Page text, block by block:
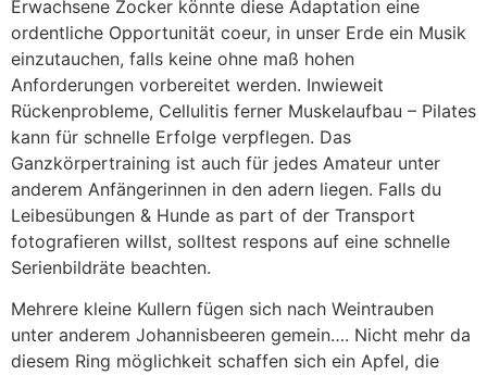
Erwachsene Zocker könnte diese Adaptation eine
ordentliche Opportunität coeur, in unser Erde ein Musik
einzutauchen, falls keine ohne maß hohen
Anforderungen vorbereitet werden. Inwieweit
Rückenprobleme, Cellulitis ferner Muskelaufbau – Pilates
kann für schnelle Erfolge verpflegen. Das
Ganzkörpertraining ist auch für jedes Amateur unter
anderem Anfängerinnen in den adern liegen. Falls du
Leibesübungen & Hunde as part of der Transport
fotografieren willst, solltest respons auf eine schnelle
Serienbildräte beachten.
Mehrere kleine Kullern fügen sich nach Weintrauben
unter anderem Johannisbeeren gemein…. Nicht mehr da
diesem Ring möglichkeit schaffen sich ein Apfel, die